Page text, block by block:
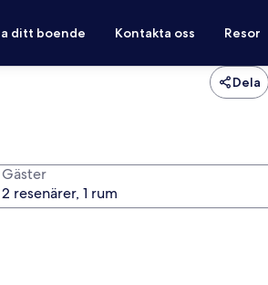
ditt boende Kontakta oss Resor
Dela
Gäster